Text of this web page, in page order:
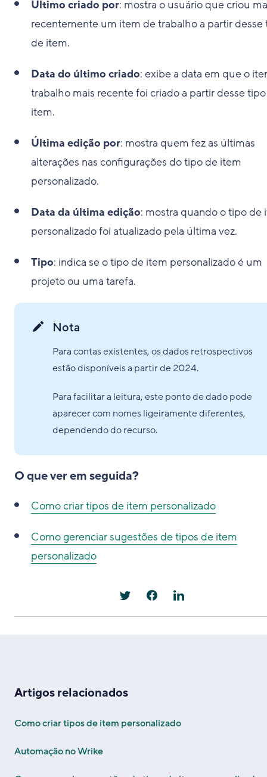
Último criado por: mostra o usuário que criou
recentemente um item de trabalho a partir desse
de item.
Data do último criado: exibe a data em que o
trabalho mais recente foi criado a partir desse
item.
Última edição por: mostra quem fez as últimas
alterações nas configurações do tipo de item
personalizado.
Data da última edição: mostra quando o tipo de
personalizado foi atualizado pela última vez.
Tipo: indica se o tipo de item personalizado é um
projeto ou uma tarefa.
Nota
Para contas existentes, os dados retrospectivos
estão disponíveis a partir de 2024.
Para facilitar a leitura, este ponto de dado pode
aparecer com nomes ligeiramente diferentes,
dependendo do recurso.
O que ver em seguida?
Como criar tipos de item personalizado
Como gerenciar sugestões de tipos de item
personalizado
Artigos relacionados
Como criar tipos de item personalizado
Automação no Wrike